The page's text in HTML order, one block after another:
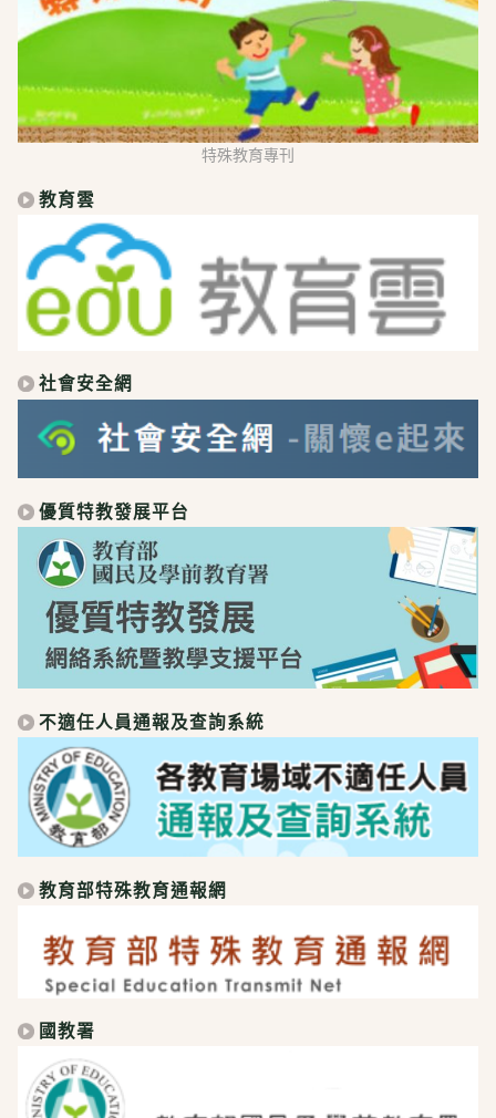
特殊教育專刊
教育雲
社會安全網
優質特教發展平台
不適任人員通報及查詢系統
教育部特殊教育通報網
國教署